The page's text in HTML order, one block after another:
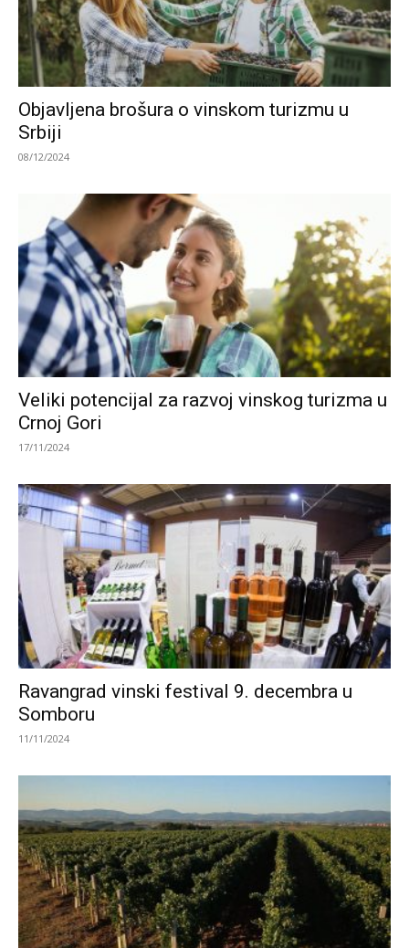
Objavljena brošura o vinskom turizmu u
Srbiji
08/12/2024
Veliki potencijal za razvoj vinskog turizma u
Crnoj Gori
17/11/2024
Ravangrad vinski festival 9. decembra u
Somboru
11/11/2024